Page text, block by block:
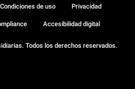
Todos los derechos reservados.
Condiciones de uso Privacidad
Accesibilidad digital